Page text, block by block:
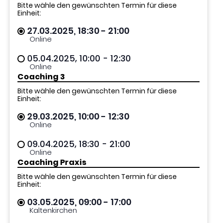
Bitte wähle den gewünschten Termin für diese
Einheit:
27.03.2025, 18:30- 21:00
Online
05.04.2025, 10:00 - 12:30
Online
Coaching 3
Bitte wähle den gewünschten Termin für diese
Einheit:
29.03.2025, 10:00- 12:30
Online
09.04.2025, 18:30 - 21:00
Online
Coaching Praxis
Bitte wähle den gewünschten Termin für diese
Einheit:
03.05.2025, 09:00- 17:00
Kaltenkirchen